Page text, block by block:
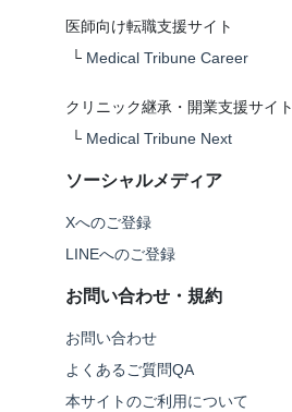
医師向け転職支援サイト
└ Medical Tribune Career
クリニック継承・開業支援サイト
└ Medical Tribune Next
ソーシャルメディア
Xへのご登録
LINEへのご登録
お問い合わせ・規約
お問い合わせ
よくあるご質問QA
本サイトのご利用について